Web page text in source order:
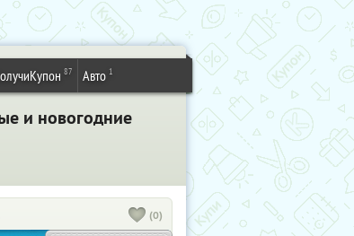
87 Авто 1
и новогодние
(0)